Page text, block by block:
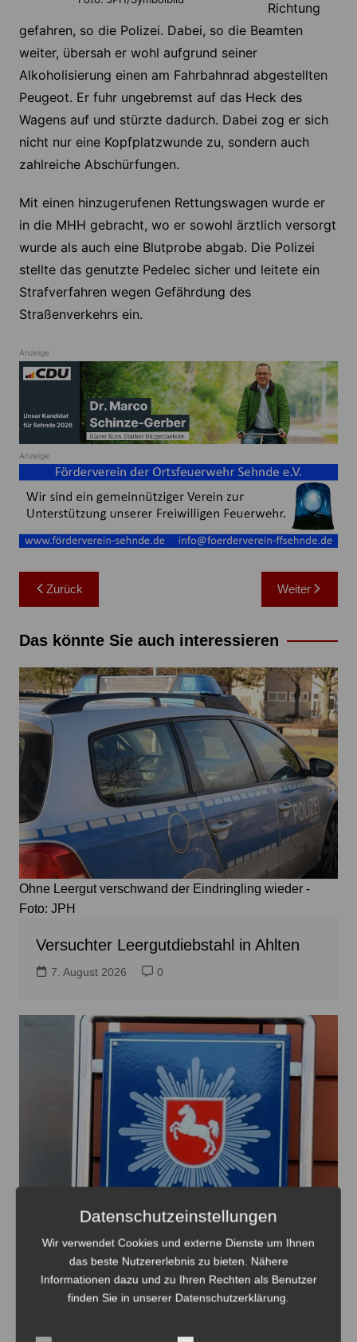
Richtung
gefahren, so die Polizei. Dabei, so die Beamten
weiter, übersah er wohl aufgrund seiner
Alkoholisierung einen am Fahrbahnrad abgestellten
Peugeot. Er fuhr ungebremst auf das Heck des
Wagens auf und stürzte dadurch. Dabei zog er sich
nicht nur eine Kopfplatzwunde zu, sondern auch
zahlreiche Abschürfungen.
Mit einen hinzugerufenen Rettungswagen wurde er
in die MHH gebracht, wo er sowohl ärztlich versorgt
wurde als auch eine Blutprobe abgab. Die Polizei
stellte das genutzte Pedelec sicher und leitete ein
Strafverfahren wegen Gefährdung des
Straßenverkehrs ein.
Anzeige
Anzeige
Beitragsnavigation
Zurück Weiter
Das könnte Sie auch interessieren
Ohne Leergut verschwand der Eindringling wieder -
Foto: JPH
Versuchter Leergutdiebstahl in Ahlten
7. August 2026 0
Datenschutzeinstellungen
Wir verwendet Cookies und externe Dienste um Ihnen
das beste Nutzererlebnis zu bieten. Nähere
Informationen dazu und zu Ihren Rechten als Benutzer
finden Sie in unserer Datenschutzerklärung.